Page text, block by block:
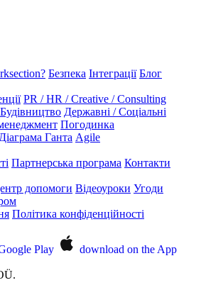
Безпека Інтеграції Блог
PR / HR / Creative / Consulting
Будівництво Державні / Соціальні
Погодинка
Діаграма Ганта Agile
Партнерська програма Контакти
допомоги Відеоуроки Угоди
Політика конфіденційності
Play download on the App